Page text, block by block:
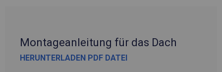
Montageanleitung für das Dach
HERUNTERLADEN PDF DATEI